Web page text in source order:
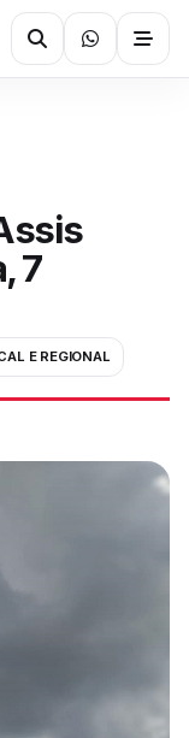
7
E REGIONAL